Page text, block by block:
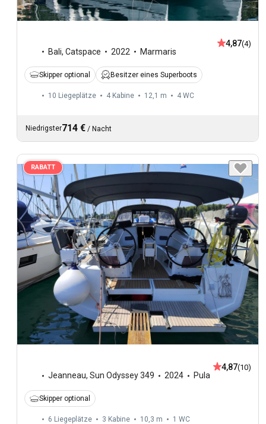
Bali, Catspace 2022 Marmaris
4,87(4)
Skipper optional Besitzer eines Superboots
10 Liegeplätze 4 Kabine 12,1 m 4 WC
Niedrigster714 € / Nacht
RABATT
Jeanneau, Sun Odyssey 349 2024 Pula
4,87(10)
Skipper optional
6 Liegeplätze 3 Kabine 10,3 m 1 WC